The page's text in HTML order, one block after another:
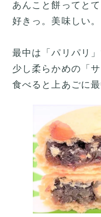
あんこと餅ってと
好きっ。美味しい。
最中は「パリパリ」
少し柔らかめの「
食べると上あごに